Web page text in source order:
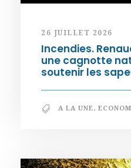
26 JUILLET 2026
Incendies.
une cagnotte
soutenir les
A LA UNE,